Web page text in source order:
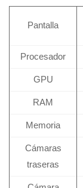
Pantalla
Procesador
GPU
RAM
Memoria
Cámaras
traseras